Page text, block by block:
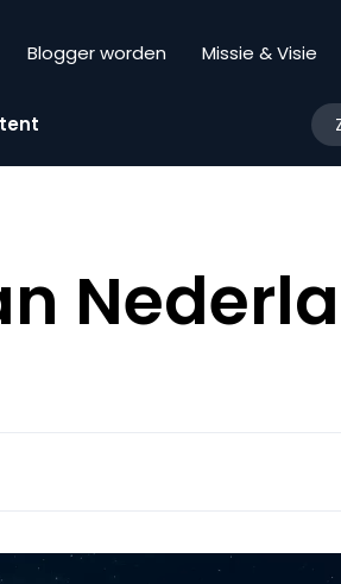
Blogger worden Missie & Visie